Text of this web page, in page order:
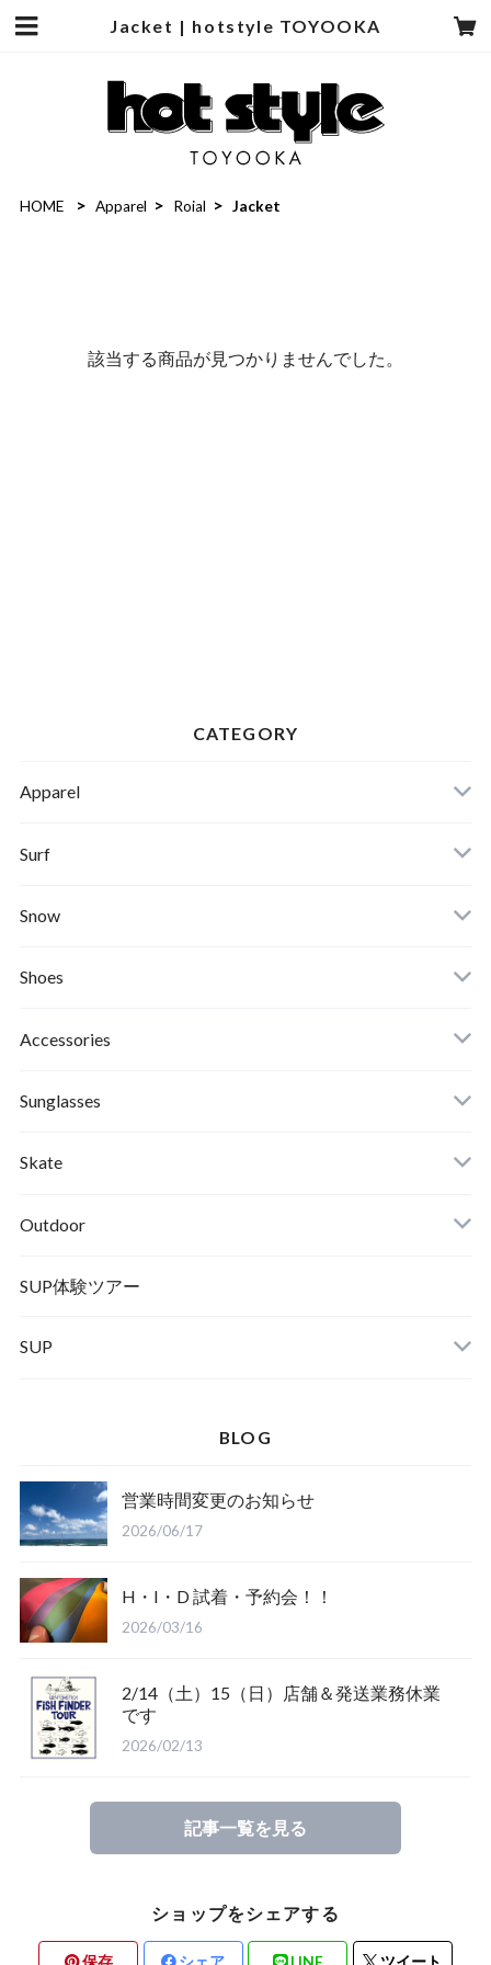
Jacket | hotstyle TOYOOKA
HOME Apparel Roial Jacket
該当する商品が見つかりませんでした。
CATEGORY
Apparel
Banks Journal
Critical Slide(TCSS)
Afends
Roial
RVCA
ACER
Turn Me On
KAYA
Salty Crew
Surf
Surfboards
Wetsuits,Rush Guard
Winter Goods
Snow
Board
Binding
Boots
Bc Gear
Goggle
Helmet
SOX
Glove
Shoes
Sandals
Shoes
Winter Shoes
Accessories
Other
Sunglasses
Skate
Outdoor
Norrona
SUP体験ツアー
SUP
BLOG
営業時間変更のお知らせ
2026/06/17
H・I・D 試着・予約会！！
2026/03/16
2/14（土）15（日）店舗＆発送業務休業
です
2026/02/13
記事一覧を見る
ショップをシェアする